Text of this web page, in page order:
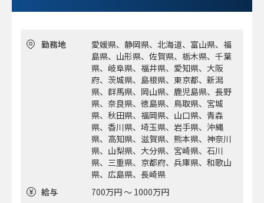
ので活躍の場が拡がる
■定時や時短勤務 相談可
■就業環境：自由度が高い、風通しが良い
勤務地
愛媛県、静岡県、北海道、富山県、福
島県、山形県、佐賀県、栃木県、千葉
県、岐阜県、福井県、愛知県、大阪
府、茨城県、島根県、東京都、新潟
県、群馬県、岡山県、鹿児島県、長野
県、奈良県、徳島県、鳥取県、宮城
県、秋田県、福岡県、山口県、青森
県、香川県、埼玉県、岩手県、沖縄
県、高知県、滋賀県、熊本県、神奈川
県、山梨県、大分県、宮崎県、石川
県、三重県、京都府、兵庫県、和歌山
県、広島県、長崎県
給与
700万円 ～ 1000万円